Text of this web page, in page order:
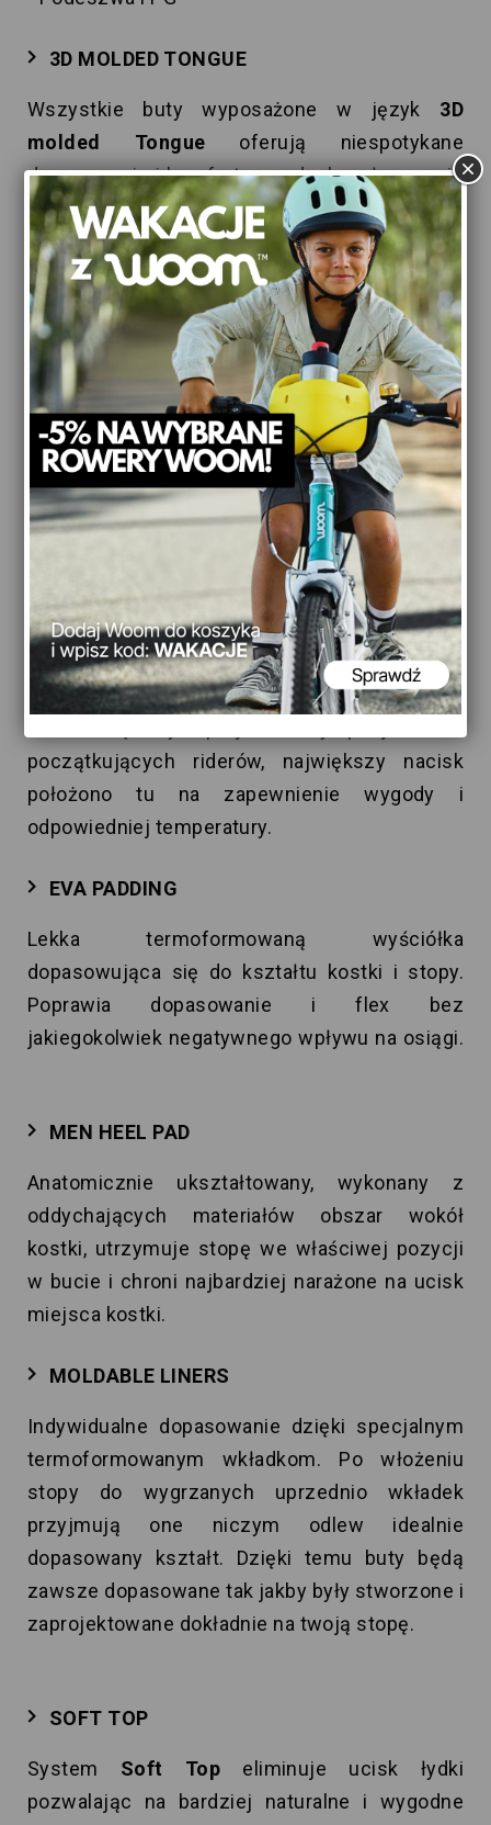
3D MOLDED TONGUE
Wszystkie buty wyposażone w język 3D
molded Tongue oferują niespotykane
dopasowanie i komfort oraz doskonałe oparcie
przednie. Rozwiązanie to pozwala na
bezstratne przenoszenie energii poprawia
wyczucie i kontrolę nad deską.
BOA
Sznurowanie buta nigdy nie było łatwiejsze
dociśnij pokrętło i przekręć je by bez wysiłku
dopasować siłę sznurowania do własnych
preferencji, odciągnij je by rozsznurować.
Specjalna super wytrzymała powlekana linka
stalowa bez problemu prześlizguje się przez
prowadnice zapewniając doskonałe rozłożenie
naprężenia i pełne dopasowanie.
AUTOFIT
początkujących riderów, największy nacisk
położono tu na zapewnienie wygody i
odpowiedniej temperatury.
EVA PADDING
Lekka termoformowaną wyściółka
dopasowująca się do kształtu kostki i stopy.
Poprawia dopasowanie i flex bez
jakiegokolwiek negatywnego wpływu na osiągi.
MEN HEEL PAD
Anatomicznie ukształtowany, wykonany z
oddychających materiałów obszar wokół
kostki, utrzymuje stopę we właściwej pozycji
w bucie i chroni najbardziej narażone na ucisk
miejsca kostki.
MOLDABLE LINERS
Indywidualne dopasowanie dzięki specjalnym
termoformowanym wkładkom. Po włożeniu
stopy do wygrzanych uprzednio wkładek
przyjmują one niczym odlew idealnie
dopasowany kształt. Dzięki temu buty będą
zawsze dopasowane tak jakby były stworzone i
zaprojektowane dokładnie na twoją stopę.
SOFT TOP
System Soft Top eliminuje ucisk łydki
pozwalając na bardziej naturalne i wygodne